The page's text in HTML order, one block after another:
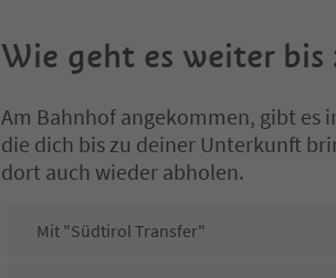
Wie geht es weiter
Am Bahnhof angekommen, gibt es
die dich bis zu deiner Unterkunft
dort auch wieder abholen.
Mit "Südtirol Transfer"